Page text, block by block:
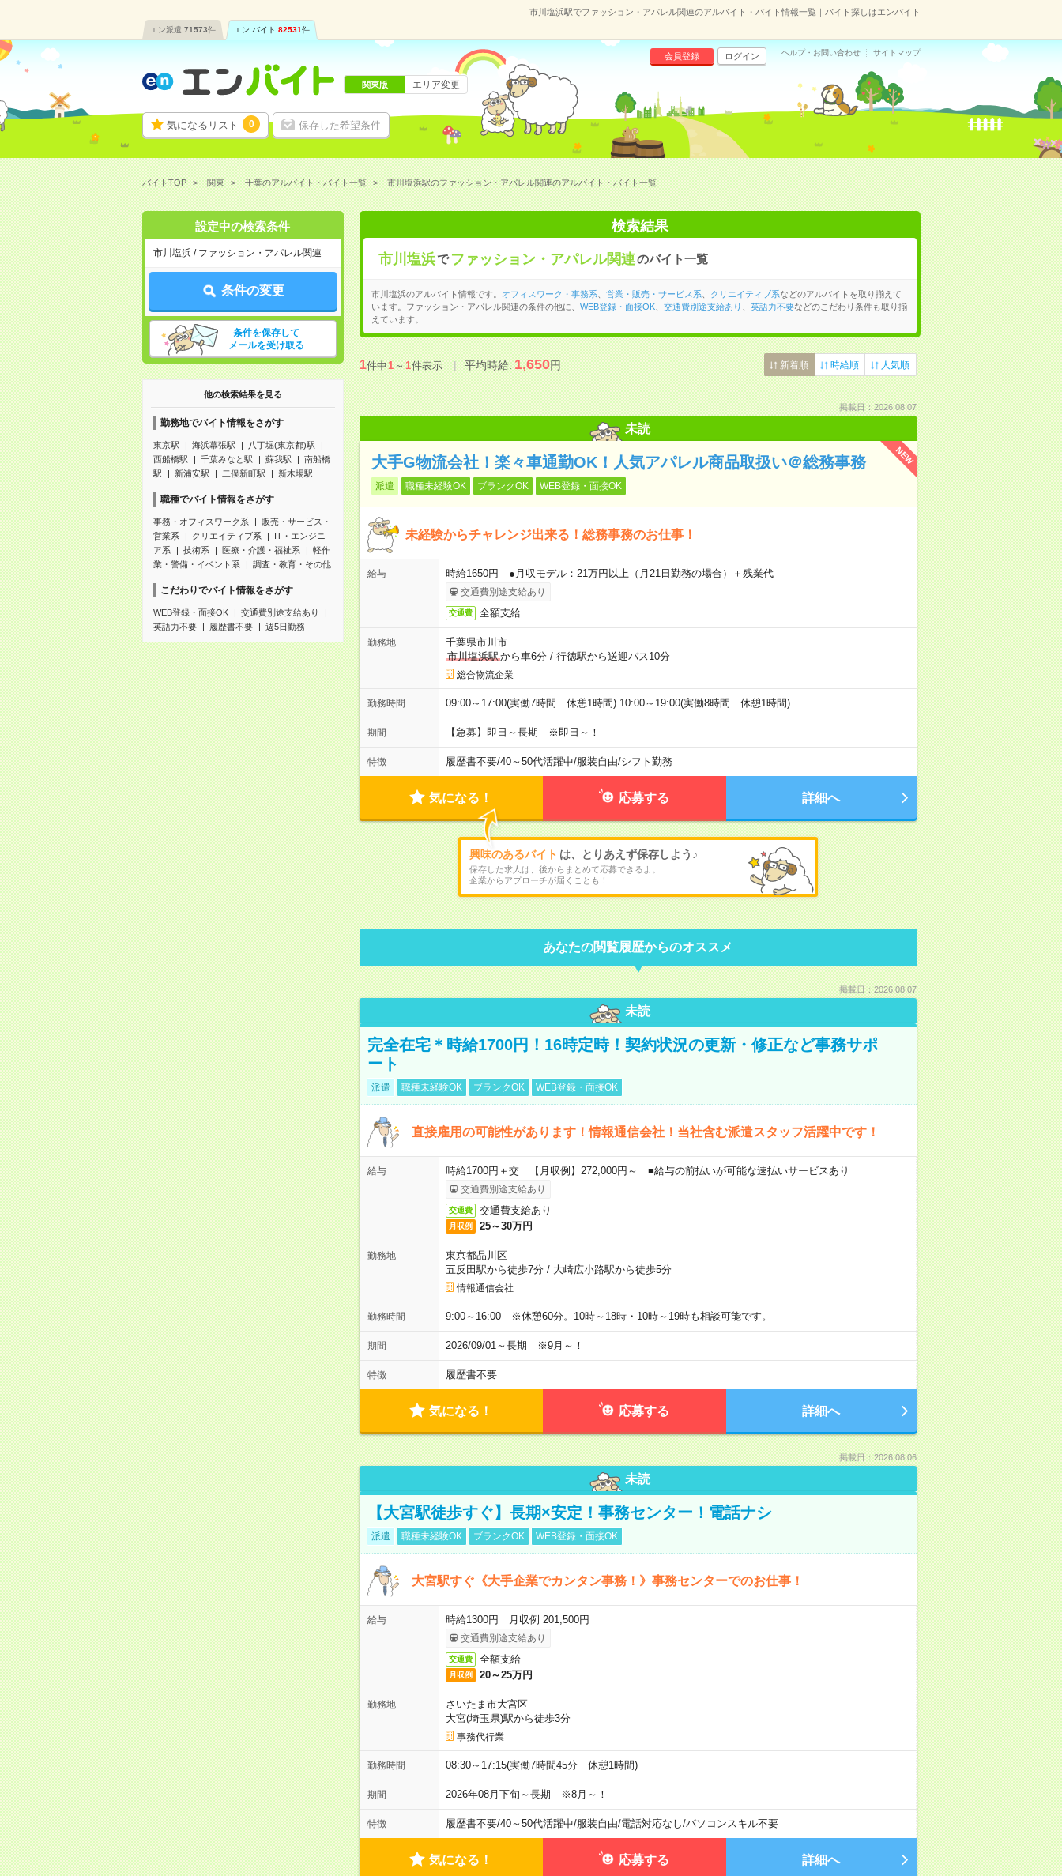
市川塩浜駅でファッション・アパレル関連のアルバイト・バイト情報一覧｜バイト探しはエンバイト
エン派遣 71573件 エン バイト 82531件
気になるリスト 0 保存した希望条件
会員登録 ログイン ヘルプ・お問い合わせ サイトマップ
関東版 エリア変更
バイトTOP 関東 千葉のアルバイト・バイト一覧 市川塩浜駅のファッション・アパレル関連のアルバイト・バイト一覧
設定中の検索条件
市川塩浜 / ファッション・アパレル関連
条件の変更
条件を保存して
メールを受け取る
他の検索結果を見る
勤務地でバイト情報をさがす
東京駅 海浜幕張駅
八丁堀(東京都)駅
西船橋駅
千葉みなと駅 蘇我駅
南船橋
駅
新浦安駅 二俣新町駅 新木場駅
職種でバイト情報をさがす
事務・オフィスワーク系
販売・サービス・
営業系
クリエイティブ系
IT・エンジニ
ア系
技術系 医療・介護・福祉系
軽作
業・警備・イベント系
調査・教育・その他
こだわりでバイト情報をさがす
WEB登録・面接OK
交通費別途支給あり
英語力不要
履歴書不要 週5日勤務
検索結果
市川塩浜で ファッション・アパレル関連のバイト一覧
市川塩浜のアルバイト情報です。 オフィスワーク・事務系 営業・販売・サービス系 クリエイティブ系などのアルバイトを取り揃えて
います。ファッション・アパレル関連の条件の他に、 WEB登録・面接OK、 交通費別途支給あり 英語力不要などのこだわり条件も取り揃
えています。
1件中1～1件表示 平均時給:1,650円 新着順 時給順 人気順
掲載日：2026.08.07
未読
NEW
大手G物流会社！楽々車通勤OK！人気アパレル商品取扱い＠総務事務
派遣 職種未経験OK ブランクOK WEB登録・面接OK
未経験からチャレンジ出来る！総務事務のお仕事！
給与 時給1650円 ●月収モデル：21万円以上（月21日勤務の場合）＋残業代
交通費別途支給あり
交通費 全額支給
勤務地
千葉県市川市
市川塩浜駅から車6分/ 行徳駅から送迎バス10分
総合物流企業
勤務時間 09:00～17:00(実働7時間 休憩1時間) 10:00～19:00(実働8時間 休憩1時間)
期間 【急募】即日～長期 ※即日～！
特徴 履歴書不要/40～50代活躍中/服装自由/シフト勤務
気になる！ 応募する 詳細へ
興味のあるバイト は、とりあえず保存しよう♪
保存した求人は、後からまとめて応募できるよ。
企業からアプローチが届くことも！
あなたの閲覧履歴からのオススメ
掲載日：2026.08.07
未読
完全在宅＊時給1700円！16時定時！契約状況の更新・修正など事務サポ
ート
派遣 職種未経験OK ブランクOK WEB登録・面接OK
直接雇用の可能性があります！情報通信会社！当社含む派遣スタッフ活躍中です！
給与 時給1700円＋交 【月収例】272,000円～ ■給与の前払いが可能な速払いサービスあり
交通費別途支給あり
交通費 交通費支給あり
月収例 25～30万円
勤務地
東京都品川区
五反田駅から徒歩7分/ 大崎広小路駅から徒歩5分
情報通信会社
勤務時間 9:00～16:00 ※休憩60分。10時～18時・10時～19時も相談可能です。
期間 2026/09/01～長期 ※9月～！
特徴 履歴書不要
気になる！ 応募する 詳細へ
掲載日：2026.08.06
未読
【大宮駅徒歩すぐ】長期×安定！事務センター！電話ナシ
派遣 職種未経験OK ブランクOK WEB登録・面接OK
大宮駅すぐ《大手企業でカンタン事務！》事務センターでのお仕事！
給与 時給1300円 月収例 201,500円
交通費別途支給あり
交通費 全額支給
月収例 20～25万円
勤務地
さいたま市大宮区
大宮(埼玉県)駅から徒歩3分
事務代行業
勤務時間 08:30～17:15(実働7時間45分 休憩1時間)
期間 2026年08月下旬～長期 ※8月～！
特徴 履歴書不要/40～50代活躍中/服装自由/電話対応なし/パソコンスキル不要
気になる！ 応募する 詳細へ